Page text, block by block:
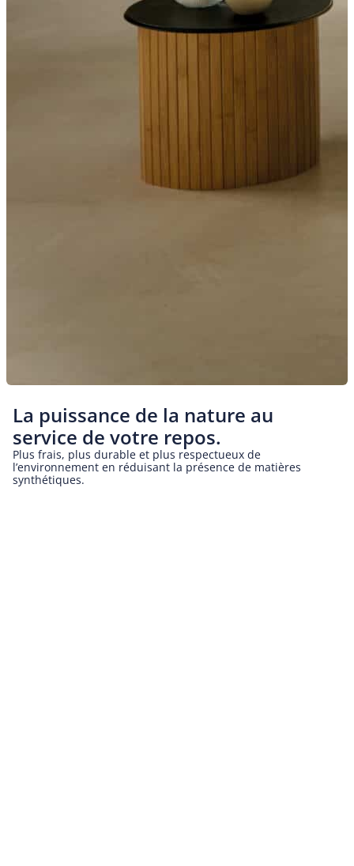
La puissance de la nature au
service de votre repos.
Plus frais, plus durable et plus respectueux de
l’environnement en réduisant la présence de matières
synthétiques.